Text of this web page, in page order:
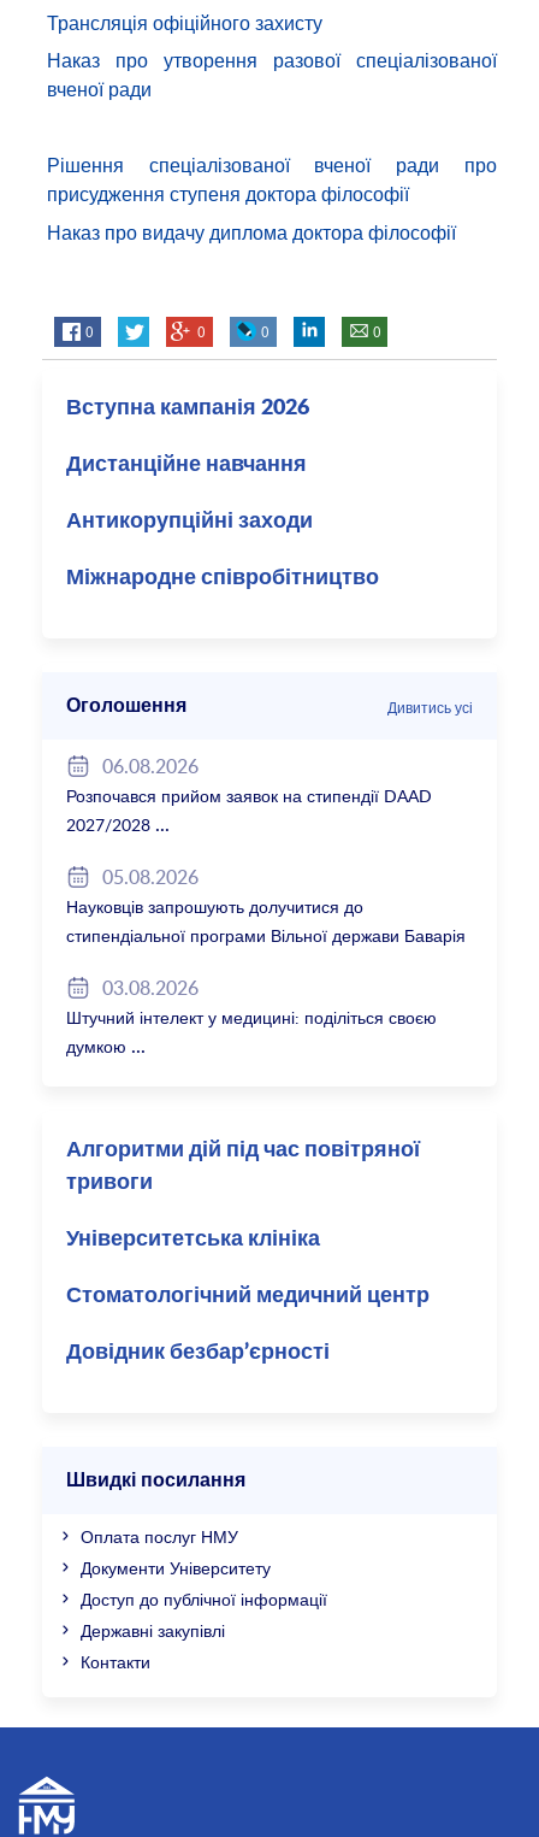
Трансляція офіційного захисту
Наказ про утворення разової спеціалізованої
вченої ради
Рішення спеціалізованої вченої ради про
присудження ступеня доктора філософії
Наказ про видачу диплома доктора філософії
0 0 0 0
Вступна кампанія 2026
Дистанційне навчання
Антикорупційні заходи
Міжнародне співробітництво
Оголошення Дивитись усі
06.08.2026
Розпочався прийом заявок на стипендії DAAD
2027/2028
05.08.2026
Науковців запрошують долучитися до
стипендіальної програми Вільної держави Баварія
03.08.2026
Штучний інтелект у медицині: поділіться своєю
думкою
Алгоритми дій під час повітряної
тривоги
Університетська клініка
Стоматологічний медичний центр
Довідник безбар’єрності
Швидкі посилання
Оплата послуг НМУ
Документи Університету
Доступ до публічної інформації
Державні закупівлі
Контакти